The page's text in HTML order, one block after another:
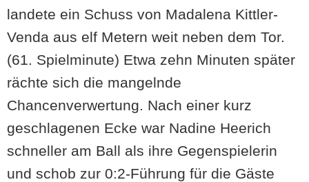
landete ein Schuss von Madalena Kittler-
Venda aus elf Metern weit neben dem Tor.
(61. Spielminute) Etwa zehn Minuten später
rächte sich die mangelnde
Chancenverwertung. Nach einer kurz
geschlagenen Ecke war Nadine Heerich
schneller am Ball als ihre Gegenspielerin
und schob zur 0:2-Führung für die Gäste